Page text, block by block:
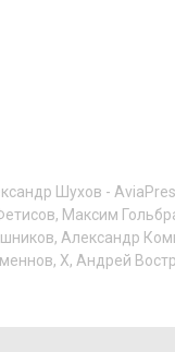
Шухов -
, Максим
, Александр
, X, Андрей